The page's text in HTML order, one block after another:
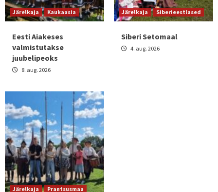
Järelkaja Kaukaasia
Eesti Aiakeses
valmistutakse
juubelipeoks
8. aug. 2026
Järelkaja Siberieestlased
Siberi Setomaal
4. aug. 2026
Järelkaja Prantsusmaa